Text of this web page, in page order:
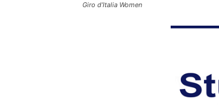
Giro d’Italia Women